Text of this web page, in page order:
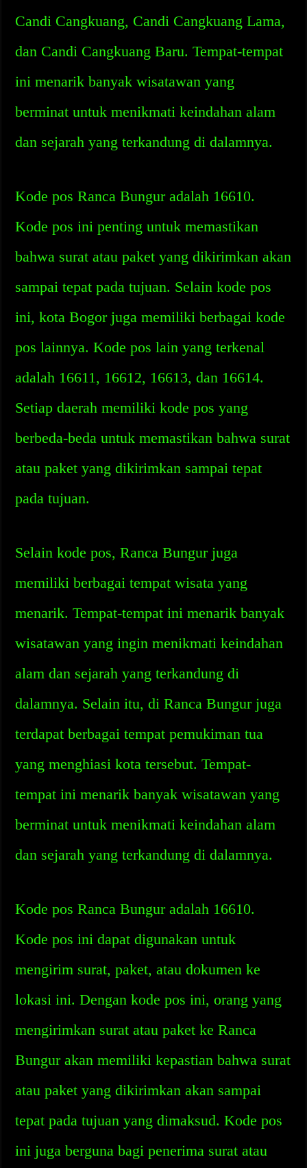
Candi Cangkuang, Candi Cangkuang Lama,
dan Candi Cangkuang Baru. Tempat-tempat
ini menarik banyak wisatawan yang
berminat untuk menikmati keindahan alam
dan sejarah yang terkandung di dalamnya.
Kode pos Ranca Bungur adalah 16610.
Kode pos ini penting untuk memastikan
bahwa surat atau paket yang dikirimkan akan
sampai tepat pada tujuan. Selain kode pos
ini, kota Bogor juga memiliki berbagai kode
pos lainnya. Kode pos lain yang terkenal
adalah 16611, 16612, 16613, dan 16614.
Setiap daerah memiliki kode pos yang
berbeda-beda untuk memastikan bahwa surat
atau paket yang dikirimkan sampai tepat
pada tujuan.
Selain kode pos, Ranca Bungur juga
memiliki berbagai tempat wisata yang
menarik. Tempat-tempat ini menarik banyak
wisatawan yang ingin menikmati keindahan
alam dan sejarah yang terkandung di
dalamnya. Selain itu, di Ranca Bungur juga
terdapat berbagai tempat pemukiman tua
yang menghiasi kota tersebut. Tempat-
tempat ini menarik banyak wisatawan yang
berminat untuk menikmati keindahan alam
dan sejarah yang terkandung di dalamnya.
Kode pos Ranca Bungur adalah 16610.
Kode pos ini dapat digunakan untuk
mengirim surat, paket, atau dokumen ke
lokasi ini. Dengan kode pos ini, orang yang
mengirimkan surat atau paket ke Ranca
Bungur akan memiliki kepastian bahwa surat
atau paket yang dikirimkan akan sampai
tepat pada tujuan yang dimaksud. Kode pos
ini juga berguna bagi penerima surat atau